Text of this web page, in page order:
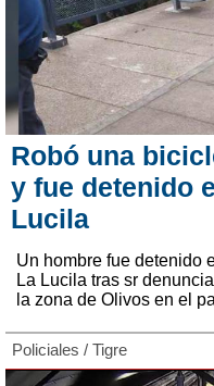
Robó una
y fue detenido
Lucila
Un hombre fue detenido
La Lucila tras sr
la zona de Olivos en el
Policiales / Tigre